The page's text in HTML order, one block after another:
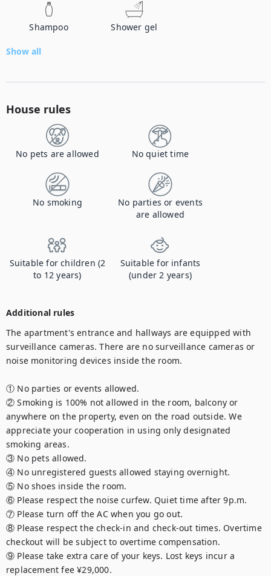
Shampoo Shower gel
Show all
House rules
No pets are allowed No quiet time
No smoking
No parties or events
are allowed
Suitable for children (2
to 12 years)
Suitable for infants
(under 2 years)
Additional rules
The apartment's entrance and hallways are equipped with
surveillance cameras. There are no surveillance cameras or
noise monitoring devices inside the room.
① No parties or events allowed.
② Smoking is 100% not allowed in the room, balcony or
anywhere on the property, even on the road outside. We
appreciate your cooperation in using only designated
smoking areas.
③ No pets allowed.
④ No unregistered guests allowed staying overnight.
⑤ No shoes inside the room.
⑥ Please respect the noise curfew. Quiet time after 9p.m.
⑦ Please turn off the AC when you go out.
⑧ Please respect the check-in and check-out times. Overtime
checkout will be subject to overtime compensation.
⑨ Please take extra care of your keys. Lost keys incur a
replacement fee ¥29,000.